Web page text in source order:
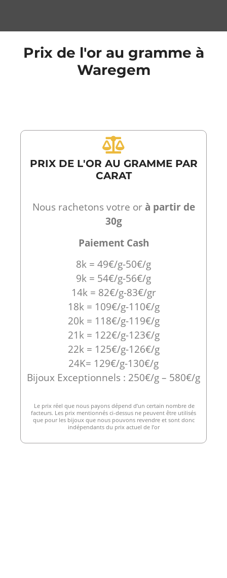
Prix de l'or au gramme à
Waregem
PRIX DE L'OR AU GRAMME PAR
CARAT
Nous rachetons votre orà partir de
30g
Paiement Cash
8k = 49€/g-50€/g
9k = 54€/g-56€/g
14k = 82€/g-83€/gr
18k = 109€/g-110€/g
20k = 118€/g-119€/g
21k = 122€/g-123€/g
22k = 125€/g-126€/g
24K= 129€/g-130€/g
Bijoux Exceptionnels : 250€/g – 580€/g
Le prix réel que nous payons dépend d’un certain nombre de
facteurs. Les prix mentionnés ci-dessus ne peuvent être utilisés
que pour les bijoux que nous pouvons revendre et sont donc
indépendants du prix actuel de l’or